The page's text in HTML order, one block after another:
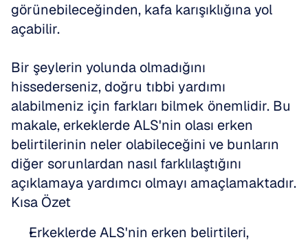
görünebileceğinden, kafa karışıklığına yol
açabilir.
Bir şeylerin yolunda olmadığını
hissederseniz, doğru tıbbi yardımı
alabilmeniz için farkları bilmek önemlidir. Bu
makale, erkeklerde ALS'nin olası erken
belirtilerinin neler olabileceğini ve bunların
diğer sorunlardan nasıl farklılaştığını
açıklamaya yardımcı olmayı amaçlamaktadır.
Kısa Özet
Erkeklerde ALS'nin erken belirtileri,